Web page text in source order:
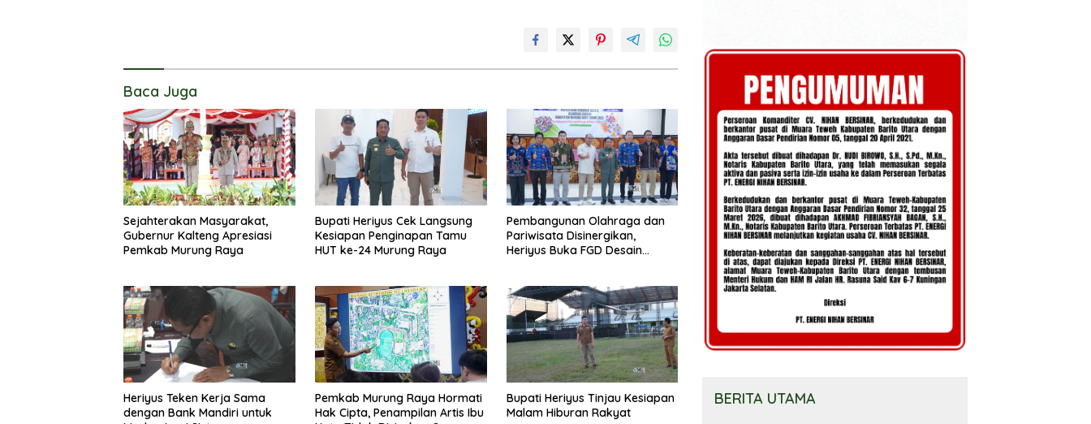
Baca Juga
Sejahterakan Masyarakat,
Gubernur Kalteng Apresiasi
Pemkab Murung Raya
Bupati Heriyus Cek Langsung
Kesiapan Penginapan Tamu
HUT ke-24 Murung Raya
Pembangunan Olahraga dan
Pariwisata Disinergikan,
Heriyus Buka FGD Desain
Heriyus Teken Kerja Sama
dengan Bank Mandiri untuk
Pemkab Murung Raya Hormati
Hak Cipta, Penampilan Artis Ibu
Bupati Heriyus Tinjau Kesiapan
Malam Hiburan Rakyat
BERITA UTAMA